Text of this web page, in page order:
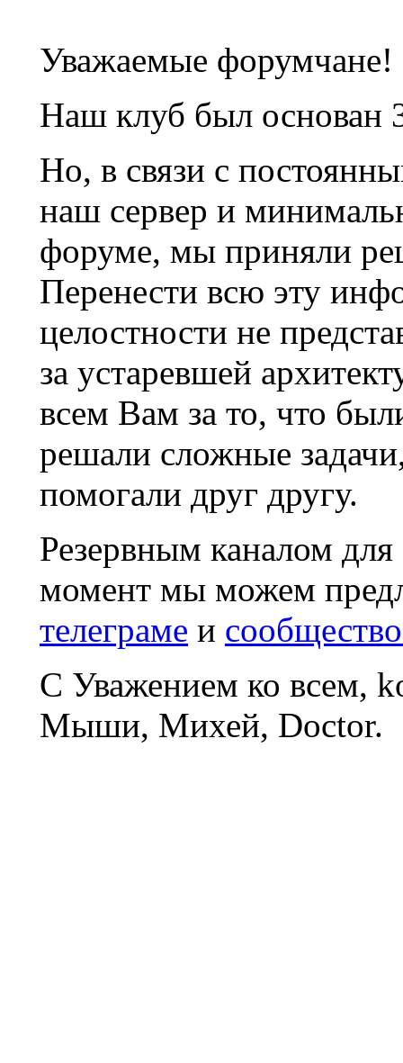
Уважаемые форумчане!
Наш клуб был основан
Но, в связи с
наш сервер и
форуме, мы приняли
Перенести всю эту
целостности не
за устаревшей
всем Вам за то, что
решали сложные
помогали друг другу.
Резервным каналом
момент мы можем
телеграме и
С Уважением ко всем,
Мыши, Михей, Doctor.